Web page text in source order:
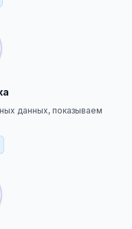
данных, показываем